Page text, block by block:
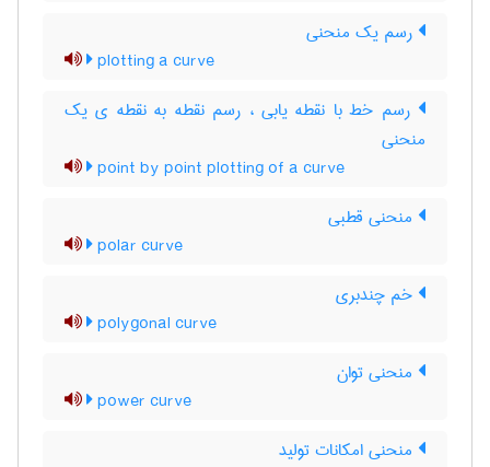
رسم یک منحنی
plotting a curve
رسم خط با نقطه یابی ، رسم نقطه به نقطه ی یک
منحنی
point by point plotting of a curve
منحنی قطبی
polar curve
خم چندبری
polygonal curve
منحنی توان
power curve
منحنی امکانات تولید